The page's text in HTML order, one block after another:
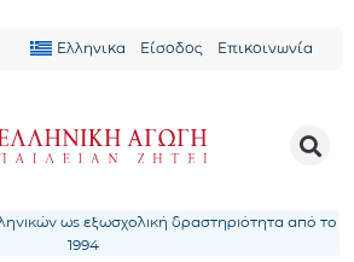
Ελληνικα Είσοδος Επικοινωνία
ως εξωσχολική δραστηριότητα από το
1994